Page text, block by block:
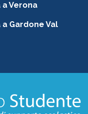
Verona
Gardone Val